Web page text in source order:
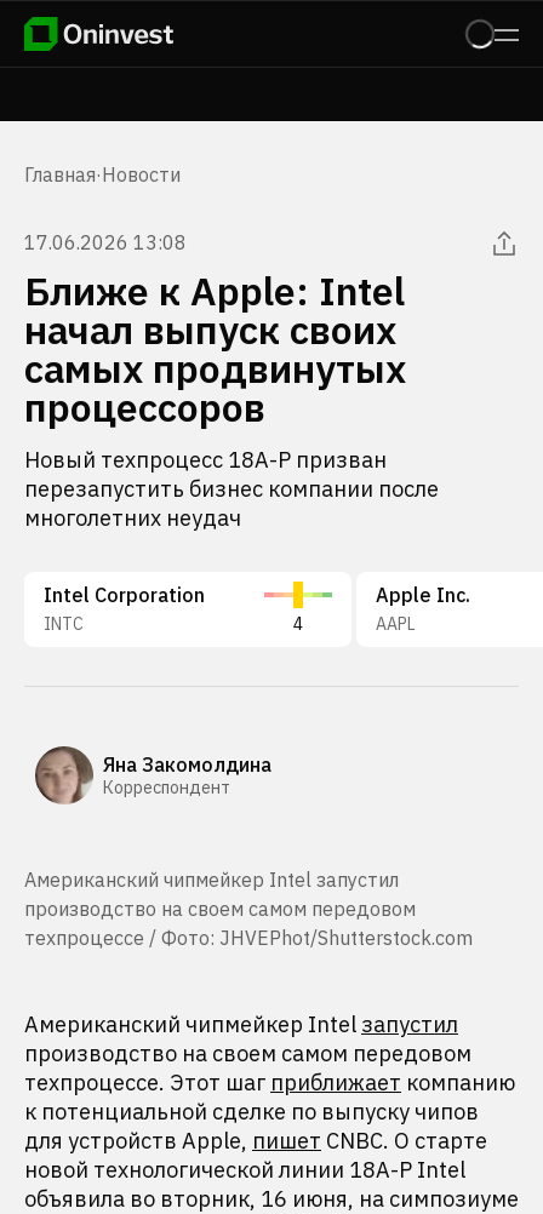
Главная·Новости
17.06.2026 13:08
Ближе к Apple: Intel
начал выпуск своих
самых продвинутых
процессоров
Новый техпроцесс 18A-P призван
перезапустить бизнес компании после
многолетних неудач
Intel Corporation
INTC 4
Apple Inc.
AAPL
Яна Закомолдина
Корреспондент
Американский чипмейкер Intel запустил
производство на своем самом передовом
техпроцессе / Фото: JHVEPhot/Shutterstock.com
Американский чипмейкер Intel запустил
производство на своем самом передовом
техпроцессе. Этот шаг приближает компанию
к потенциальной сделке по выпуску чипов
для устройств Apple, пишет CNBC. О старте
новой технологической линии 18A-P Intel
объявила во вторник, 16 июня, на симпозиуме